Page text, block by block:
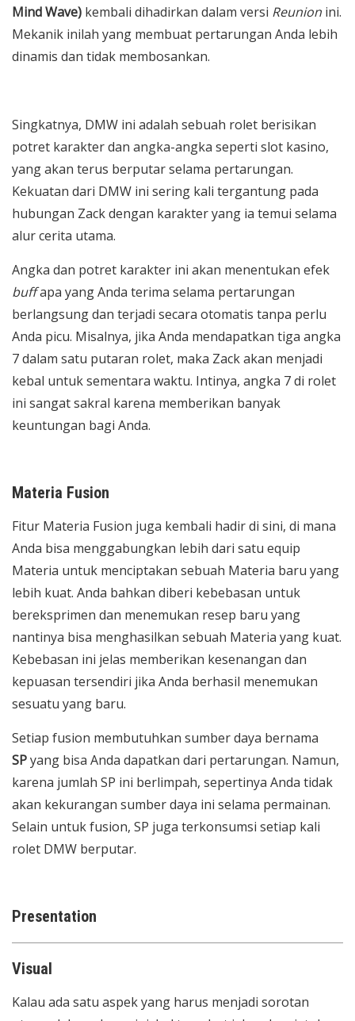
Mind Wave) kembali dihadirkan dalam versi Reunion ini.
Mekanik inilah yang membuat pertarungan Anda lebih
dinamis dan tidak membosankan.
Singkatnya, DMW ini adalah sebuah rolet berisikan
potret karakter dan angka-angka seperti slot kasino,
yang akan terus berputar selama pertarungan.
Kekuatan dari DMW ini sering kali tergantung pada
hubungan Zack dengan karakter yang ia temui selama
alur cerita utama.
Angka dan potret karakter ini akan menentukan efek
buffapa yang Anda terima selama pertarungan
berlangsung dan terjadi secara otomatis tanpa perlu
Anda picu. Misalnya, jika Anda mendapatkan tiga angka
7 dalam satu putaran rolet, maka Zack akan menjadi
kebal untuk sementara waktu. Intinya, angka 7 di rolet
ini sangat sakral karena memberikan banyak
keuntungan bagi Anda.
Materia Fusion
Fitur Materia Fusion juga kembali hadir di sini, di mana
Anda bisa menggabungkan lebih dari satu equip
Materia untuk menciptakan sebuah Materia baru yang
lebih kuat. Anda bahkan diberi kebebasan untuk
bereksprimen dan menemukan resep baru yang
nantinya bisa menghasilkan sebuah Materia yang kuat.
Kebebasan ini jelas memberikan kesenangan dan
kepuasan tersendiri jika Anda berhasil menemukan
sesuatu yang baru.
Setiap fusion membutuhkan sumber daya bernama
SPyang bisa Anda dapatkan dari pertarungan. Namun,
karena jumlah SP ini berlimpah, sepertinya Anda tidak
akan kekurangan sumber daya ini selama permainan.
Selain untuk fusion, SP juga terkonsumsi setiap kali
rolet DMW berputar.
Presentation
Visual
Kalau ada satu aspek yang harus menjadi sorotan